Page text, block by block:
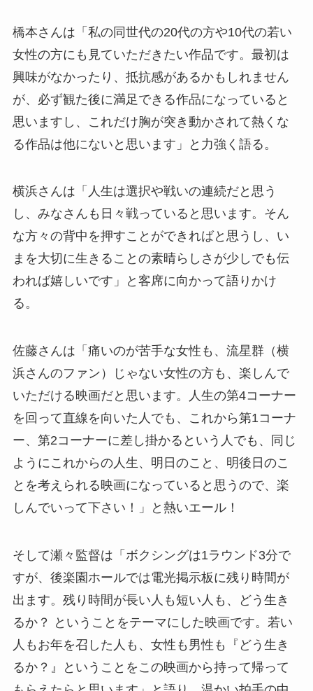
橋本さんは「私の同世代の20代の方や10代の若い
女性の方にも見ていただきたい作品です。最初は
興味がなかったり、抵抗感があるかもしれません
が、必ず観た後に満足できる作品になっていると
思いますし、これだけ胸が突き動かされて熱くな
る作品は他にないと思います」と力強く語る。
横浜さんは「人生は選択や戦いの連続だと思う
し、みなさんも日々戦っていると思います。そん
な方々の背中を押すことができればと思うし、い
まを大切に生きることの素晴らしさが少しでも伝
われば嬉しいです」と客席に向かって語りかけ
る。
佐藤さんは「痛いのが苦手な女性も、流星群（横
浜さんのファン）じゃない女性の方も、楽しんで
いただける映画だと思います。人生の第4コーナー
を回って直線を向いた人でも、これから第1コーナ
ー、第2コーナーに差し掛かるという人でも、同じ
ようにこれからの人生、明日のこと、明後日のこ
とを考えられる映画になっていると思うので、楽
しんでいって下さい！」と熱いエール！
そして瀬々監督は「ボクシングは1ラウンド3分で
すが、後楽園ホールでは電光掲示板に残り時間が
出ます。残り時間が長い人も短い人も、どう生き
るか？ ということをテーマにした映画です。若い
人もお年を召した人も、女性も男性も『どう生き
るか？』ということをこの映画から持って帰って